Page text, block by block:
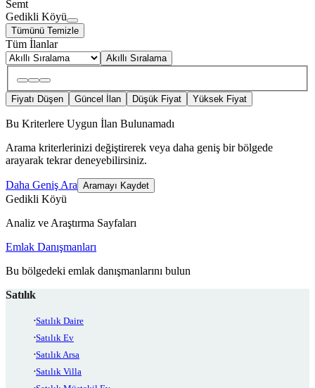
Semt
Gedikli Köyü
Tümünü Temizle
Tüm İlanlar
Akıllı Sıralama
Fiyatı Düşen Güncel İlan Düşük Fiyat Yüksek Fiyat
Bu Kriterlere Uygun İlan Bulunamadı
Arama kriterlerinizi değiştirerek veya daha geniş bir bölgede
arayarak tekrar deneyebilirsiniz.
Daha Geniş Ara Aramayı Kaydet
Gedikli Köyü
Analiz ve Araştırma Sayfaları
Emlak Danışmanları
Bu bölgedeki emlak danışmanlarını bulun
Satılık
Satılık Daire
Satılık Ev
Satılık Arsa
Satılık Villa